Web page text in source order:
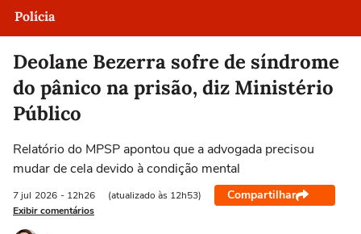
Polícia
Deolane Bezerra sofre de síndrome
do pânico na prisão, diz Ministério
Público
Relatório do MPSP apontou que a advogada precisou
mudar de cela devido à condição mental
7 jul 2026 - 12h26 (atualizado às 12h53) Compartilhar
Exibir comentários